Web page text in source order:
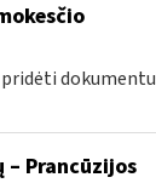
Prancūzijos